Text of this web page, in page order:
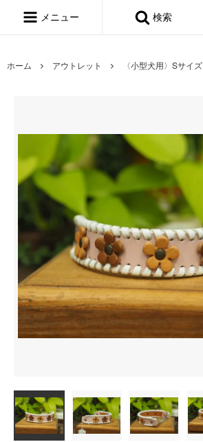
メニュー 検索
ホーム アウトレット 〈小型犬用〉Sサイズ